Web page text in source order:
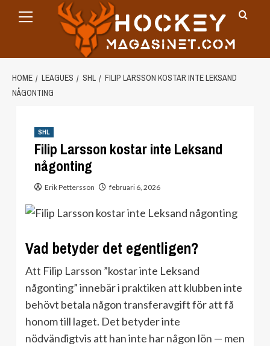
Menu
HOME LEAGUES SHL
FILIP LARSSON KOSTAR INTE LEKSAND
NÅGONTING
SHL
Filip Larsson kostar inte Leksand
någonting
Erik Pettersson februari 6, 2026
Vad betyder det egentligen?
Att Filip Larsson ”kostar inte Leksand
någonting” innebär i praktiken att klubben inte
behövt betala någon transferavgift för att få
honom till laget. Det betyder inte
nödvändigtvis att han inte har någon lön — men